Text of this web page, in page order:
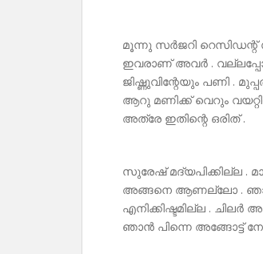
മൂന്നു സർജറി
ഇവരാണ് അവർ .
ജിഷ്ണുവിന്റേയും പണി .
ആറു മണിക്ക് വെറും
അത്രേ ഇതിന്റെ ഒരിത് .
സുരേഷ് മദ്യപിക്കില്ല .
അങ്ങനെ ആണല്ലോ .
എനിക്കിഷ്ടമില്ല .
ഞാൻ പിന്നെ അങ്ങോട്ട്